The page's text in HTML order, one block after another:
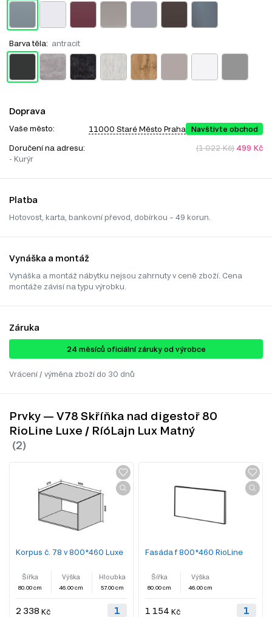
Barva těla: antracit
Doprava
Vaše město: 11000 Staré Město Praha Navštivte obchod
Doručení na adresu:
- Kurýr
(1 022 Kč) 499 Kč
Platba
Hotovost, karta, bankovní převod, dobírkou – 49 korun.
Vynáška a montáž
Vynáška a montáž nábytku nejsou zahrnuty v ceně zboží. Cena
montáže závisí na typu výrobku.
Záruka
24 ​​​​měsíců oficiální záruky od výrobce
Vrácení / výměna zboží do 30 dnů
Prvky — V78 Skříňka nad digestoř 80
RioLine Luxe / RíóLajn Lux Matný
Korpus č. 78 v 800*460 Luxe
Šířka
80.00 cm
Výška
46.00 cm
Hloubka
57.00 cm
2 338 Kč
Fasáda f 800*460 RioLine
Šířka
80.00 cm
Výška
46.00 cm
1 154 Kč